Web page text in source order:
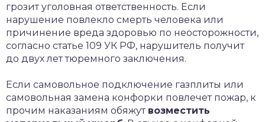
грозит уголовная ответственность. Если
нарушение повлекло смерть человека или
причинение вреда здоровью по неосторожности,
согласно статье 109 УК РФ, нарушитель получит
до двух лет тюремного заключения.
Если самовольное подключение газплиты или
самовольная замена конфорки повлечет пожар, к
прочим наказаниям обяжут возместить